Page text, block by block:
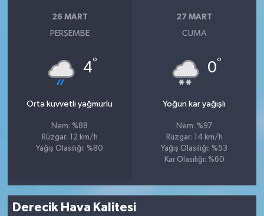
26 MART
PERŞEMBE
4°
Orta kuvvetli yağmurlu
Nem: %88
Rüzgar: 12 km/h
Yağış Olasılığı: %80
27 MART
CUMA
0°
Yoğun kar yağışlı
Nem: %97
Rüzgar: 14 km/h
Yağış Olasılığı: %53
Kar Olasılığı: %60
Derecik Hava Kalitesi
YAŞAM